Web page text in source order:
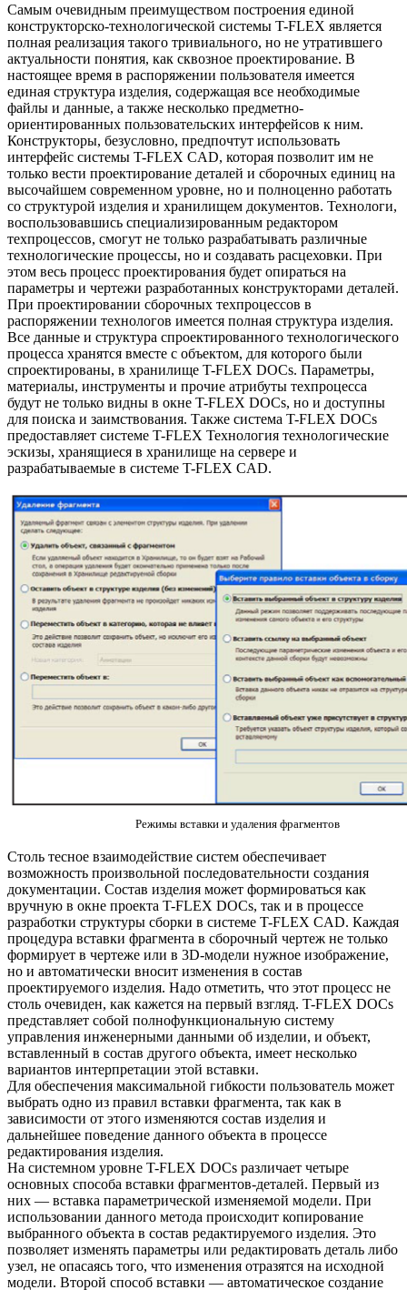
Самым очевидным преимуществом построения единой
конструкторско-технологической системы T-FLEX является
полная реализация такого тривиального, но не утратившего
актуальности понятия, как сквозное проектирование. В
настоящее время в распоряжении пользователя имеется
единая структура изделия, содержащая все необходимые
файлы и данные, а также несколько предметно-
ориентированных пользовательских интерфейсов к ним.
Конструкторы, безусловно, предпочтут использовать
интерфейс системы T-FLEX CAD, которая позволит им не
только вести проектирование деталей и сборочных единиц на
высочайшем современном уровне, но и полноценно работать
со структурой изделия и хранилищем документов. Технологи,
воспользовавшись специализированным редактором
техпроцессов, смогут не только разрабатывать различные
технологические процессы, но и создавать расцеховки. При
этом весь процесс проектирования будет опираться на
параметры и чертежи разработанных конструкторами деталей.
При проектировании сборочных техпроцессов в
распоряжении технологов имеется полная структура изделия.
Все данные и структура спроектированного технологического
процесса хранятся вместе с объектом, для которого были
спроектированы, в хранилище T-FLEX DOCs. Параметры,
материалы, инструменты и прочие атрибуты техпроцесса
будут не только видны в окне T-FLEX DOCs, но и доступны
для поиска и заимствования. Также система T-FLEX DOCs
предоставляет системе T-FLEX Технология технологические
эскизы, хранящиеся в хранилище на сервере и
разрабатываемые в системе T-FLEX CAD.
Режимы вставки и удаления фрагментов
Столь тесное взаимодействие систем обеспечивает
возможность произвольной последовательности создания
документации. Состав изделия может формироваться как
вручную в окне проекта T-FLEX DOCs, так и в процессе
разработки структуры сборки в системе T-FLEX CAD. Каждая
процедура вставки фрагмента в сборочный чертеж не только
формирует в чертеже или в 3D-модели нужное изображение,
но и автоматически вносит изменения в состав
проектируемого изделия. Надо отметить, что этот процесс не
столь очевиден, как кажется на первый взгляд. T-FLEX DOCs
представляет собой полнофункциональную систему
управления инженерными данными об изделии, и объект,
вставленный в состав другого объекта, имеет несколько
вариантов интерпретации этой вставки.
Для обеспечения максимальной гибкости пользователь может
выбрать одно из правил вставки фрагмента, так как в
зависимости от этого изменяются состав изделия и
дальнейшее поведение данного объекта в процессе
редактирования изделия.
На системном уровне T-FLEX DOCs различает четыре
основных способа вставки фрагментов-деталей. Первый из
них — вставка параметрической изменяемой модели. При
использовании данного метода происходит копирование
выбранного объекта в состав редактируемого изделия. Это
позволяет изменять параметры или редактировать деталь либо
узел, не опасаясь того, что изменения отразятся на исходной
модели. Второй способ вставки — автоматическое создание